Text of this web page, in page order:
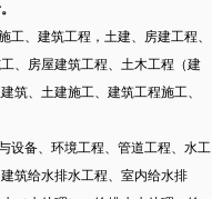
工、建筑工程，土建、房建工程、
、房屋建筑工程、土木工程（建
筑、土建施工、建筑工程施工、
设备、环境工程、管道工程、水工
筑给水排水工程、室内给水排